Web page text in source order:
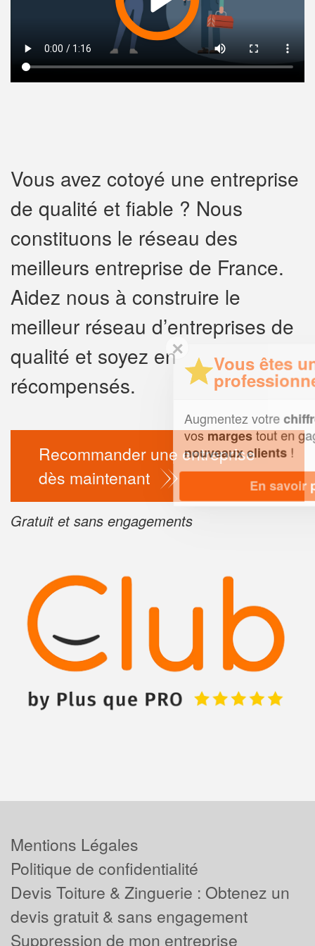
Vous avez cotoyé une entreprise
de qualité et fiable ? Nous
constituons le réseau des
meilleurs entreprise de France.
Aidez nous à construire le
meilleur réseau d’entreprises de
qualité et soyez en
récompensés.
Recommander une entreprise
dès maintenant
Gratuit et sans engagements
✕
Vous êtes un
professionnel ?
Augmentez votrechiffre d'affaireset
vosmargestout en gagnant de
nouveaux clients!
En savoir plus
Mentions Légales
Politique de confidentialité
Devis Toiture & Zinguerie : Obtenez un
devis gratuit & sans engagement
Suppression de mon entreprise